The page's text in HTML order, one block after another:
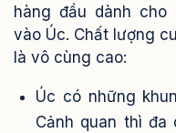
hàng đầu dành
vào Úc. Chất lượng
là vô cùng cao:
Úc có những
Cảnh quan thì đa